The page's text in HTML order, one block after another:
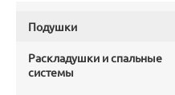
Подушки
Раскладушки и спальные
системы